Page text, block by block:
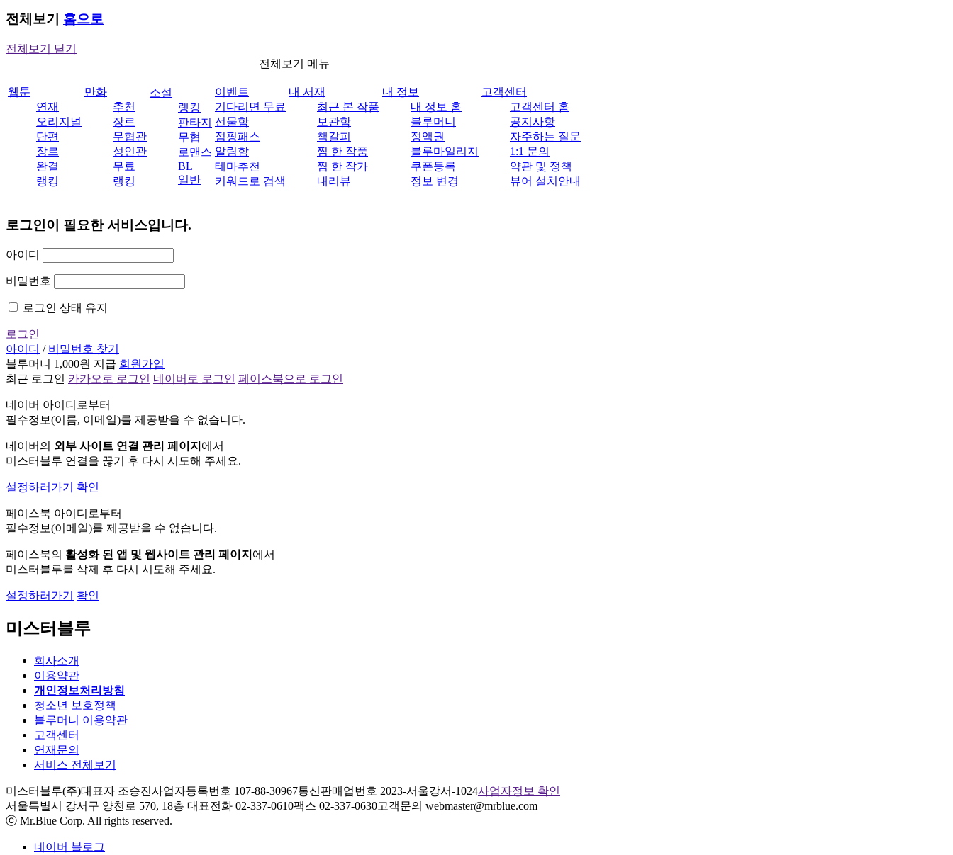
전체보기 홈으로
전체보기 닫기
전체보기 메뉴
웹툰
연재
오리지널
단편
장르
완결
랭킹
만화
추천
장르
무협관
성인관
무료
랭킹
소설
랭킹
판타지
무협
로맨스
BL
일반
이벤트
기다리면 무료
선물함
점핑패스
알림함
테마추천
키워드로 검색
내 서재
최근 본 작품
보관함
책갈피
찜 한 작품
찜 한 작가
내리뷰
내 정보
내 정보 홈
블루머니
정액권
블루마일리지
쿠폰등록
정보 변경
고객센터
고객센터 홈
공지사항
자주하는 질문
1:1 문의
약관 및 정책
뷰어 설치안내
로그인이 필요한 서비스입니다.
아이디
비밀번호
로그인 상태 유지
로그인
아이디 / 비밀번호 찾기
블루머니 1,000원 지급 회원가입
최근 로그인 카카오로 로그인 네이버로 로그인 페이스북으로 로그인
네이버 아이디로부터
필수정보(이름, 이메일)를 제공받을 수 없습니다.
네이버의 외부 사이트 연결 관리 페이지 에서
미스터블루 연결을 끊기 후 다시 시도해 주세요.
설정하러가기 확인
페이스북 아이디로부터
필수정보(이메일)를 제공받을 수 없습니다.
페이스북의 활성화 된 앱 및 웹사이트 관리 페이지 에서
미스터블루를 삭제 후 다시 시도해 주세요.
설정하러가기 확인
미스터블루
회사소개
이용약관
개인정보처리방침
청소년 보호정책
블루머니 이용약관
고객센터
연재문의
서비스 전체보기
미스터블루(주)대표자 조승진사업자등록번호 107-88-30967통신판매업번호 2023-서울강서-1024사업자정보 확인
서울특별시 강서구 양천로 570, 18층 대표전화 02-337-0610팩스 02-337-0630고객문의 webmaster@mrblue.com
ⓒ Mr.Blue Corp. All rights reserved.
네이버 블로그